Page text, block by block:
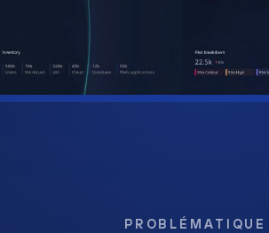
PROBLÉMATIQUE